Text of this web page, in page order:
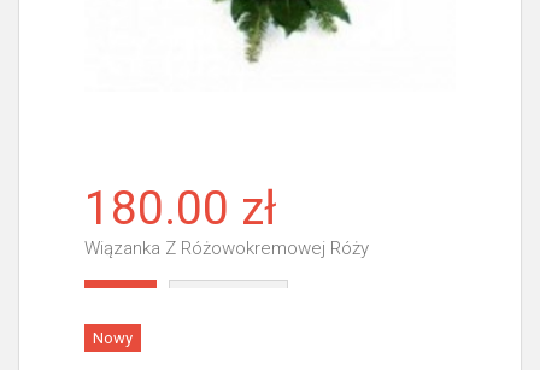
180.00 zł
Wiązanka Z Różowokremowej Róży
Nowy